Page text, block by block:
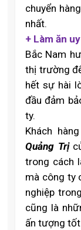
chuyển
nhất.
+ Làm ăn
Bắc Nam
thị trường
hết sự hài
đầu đảm
ty.
Khách
Quảng Trị
trong cách
mà công ty
nghiệp
cũng là
ấn tượng